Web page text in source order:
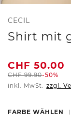
CECIL
Shirt mit
CHF 50.00
CHF99.90-50%
inkl. MwSt. zzgl.
FARBE WÄHLEN